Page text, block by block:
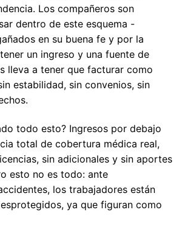
Los compañeros son
dentro de este esquema -
en su buena fe y por la
un ingreso y una fuente de
lleva a tener que facturar como
estabilidad, sin convenios, sin
todo esto? Ingresos por debajo
total de cobertura médica real,
sin adicionales y sin aportes
esto no es todo: ante
los trabajadores están
ya que figuran como